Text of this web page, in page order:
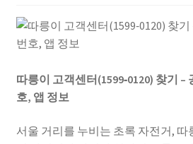
따릉이 고객센터(1599‑0120) 찾기
호, 앱 정보
서울 거리를 누비는 초록 자전거, 따